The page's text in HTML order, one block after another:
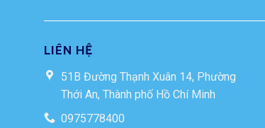
LIÊN HỆ
51B Đường Thạnh Xuân 14, Phường
Thới An, Thành phố Hồ Chí Minh
0975778400